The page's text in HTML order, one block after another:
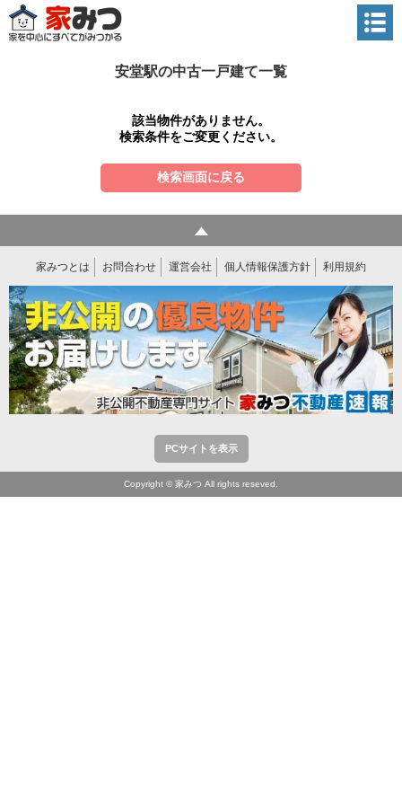
安堂駅の中古一戸建て一覧
該当物件がありません。
検索条件をご変更ください。
検索画面に戻る
家みつとは お問合わせ 運営会社 個人情報保護方針 利用規約
PCサイトを表示
Copyright © 家みつ All rights reseved.